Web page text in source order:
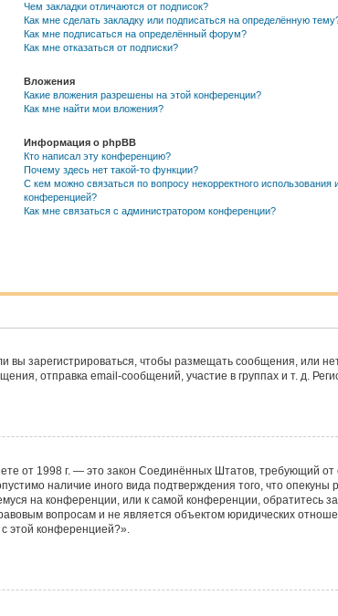
Чем закладки отличаются от подписок?
Как мне сделать закладку или подписаться на определённую
Как мне подписаться на определённый форум?
Как мне отказаться от подписки?
Вложения
Какие вложения разрешены на этой конференции?
Как мне найти мои вложения?
Информация о phpBB
Кто написал эту конференцию?
Почему здесь нет такой-то функции?
С кем можно связаться по вопросу некорректного
конференцией?
Как мне связаться с администратором конференции?
зарегистрироваться, чтобы размещать сообщения, или
отправка email-сообщений, участие в группах и т. д.
от 1998 г. — это закон Соединённых Штатов, требующий от
наличие иного вида подтверждения того, что
на конференции, или к самой конференции, обратитесь
вопросам и не является объектом юридических
с этой конференцией?».